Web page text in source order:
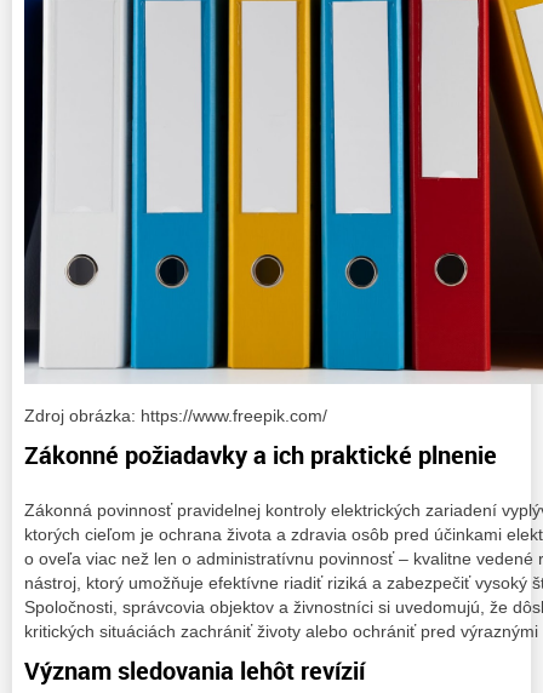
Zdroj obrázka: https://www.freepik.com/
Zákonné požiadavky a ich praktické plnenie
Zákonná povinnosť pravidelnej kontroly elektrických zariadení
ktorých cieľom je ochrana života a zdravia osôb pred účinkami
o oveľa viac než len o administratívnu povinnosť – kvalitne vedené
nástroj, ktorý umožňuje efektívne riadiť riziká a zabezpečiť vysoký
Spoločnosti, správcovia objektov a živnostníci si uvedomujú, že
kritických situáciách zachrániť životy alebo ochrániť pred
Význam sledovania lehôt revízií